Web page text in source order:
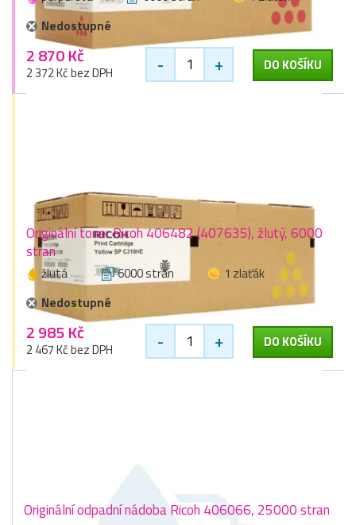
Nedostupné
2 870 Kč
2 372 Kč bez DPH - + DO KOŠÍKU
Originální toner Ricoh 406482 (407635), žlutý, 6000
stran
žlutá 6000 stran
1 zlaťák
Nedostupné
2 985 Kč
2 467 Kč bez DPH - + DO KOŠÍKU
Originální odpadní nádoba Ricoh 406066, 25000 stran